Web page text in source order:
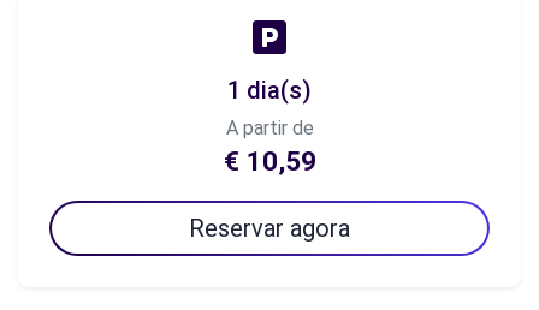
1 dia(s)
A partir de
€ 10,59
Reservar agora